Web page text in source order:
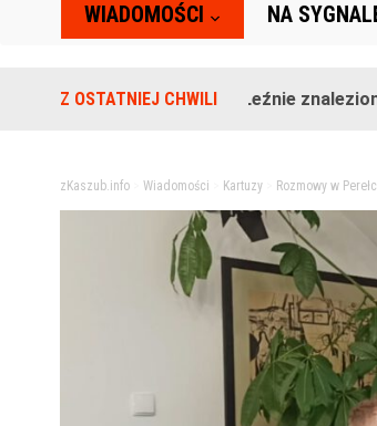
WIADOMOŚCI NA
Z OSTATNIEJ CHWILI
Na terenie szkoły w Leźnie znaleziono
zKaszub.info> Wiadomości Kartuzy> Rozmowy w